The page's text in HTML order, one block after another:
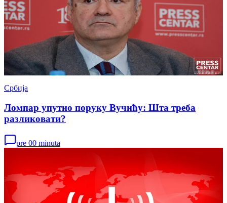
Србија
Ломпар упутио поруку Вучићу: Шта треба
разликовати?
pre 00 minuta